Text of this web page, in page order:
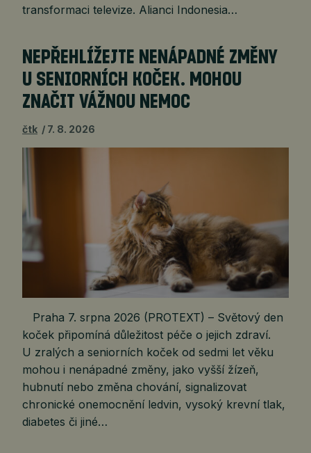
transformaci televize. Alianci Indonesia…
NEPŘEHLÍŽEJTE NENÁPADNÉ ZMĚNY
U SENIORNÍCH KOČEK. MOHOU
ZNAČIT VÁŽNOU NEMOC
čtk 7. 8. 2026
Praha 7. srpna 2026 (PROTEXT) – Světový den
koček připomíná důležitost péče o jejich zdraví.
U zralých a seniorních koček od sedmi let věku
mohou i nenápadné změny, jako vyšší žízeň,
hubnutí nebo změna chování, signalizovat
chronické onemocnění ledvin, vysoký krevní tlak,
diabetes či jiné…